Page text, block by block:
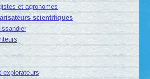
et agronomes
scientifiques
explorateurs